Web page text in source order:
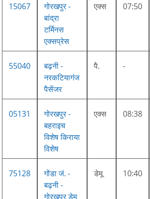
15067
गोरखपुर -
बांद्रा
टर्मिनस
एक्सप्रेस
एक्स 07:50
55040
बढ़नी -
नरकटियागंज
पैसेंजर
पै. -
05131
गोरखपुर -
बहराइच
विशेष किराया
विशेष
एक्स 08:38
75128
गोंडा जं. -
बढ़नी -
गोरखपुर डेमू
डेमू 10:40